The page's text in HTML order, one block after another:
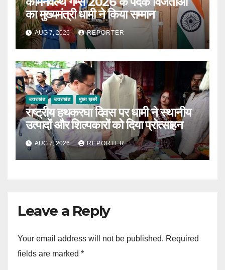
का मुख्यमंत्री धामी ने किया सम्मान
AUG 7, 2026 REPORTER
उत्तराखंड उत्तराखंड मुख्य ख़बरें
राष्ट्रीय हथकरघा दिवस पर धामी ने स्थानीय
उत्पादों और शिल्पकारों को दिया प्रोत्साहन
AUG 7, 2026 REPORTER
Leave a Reply
Your email address will not be published. Required
fields are marked *